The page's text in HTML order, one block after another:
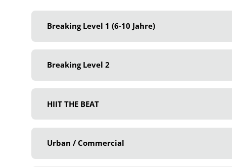
Breaking Level 1 (6-10 Jahre)
Breaking Level 2
HIIT THE BEAT
Urban / Commercial